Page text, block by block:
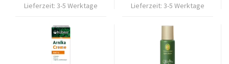
Lieferzeit: 3-5 Werktage Lieferzeit: 3-5 Werktage